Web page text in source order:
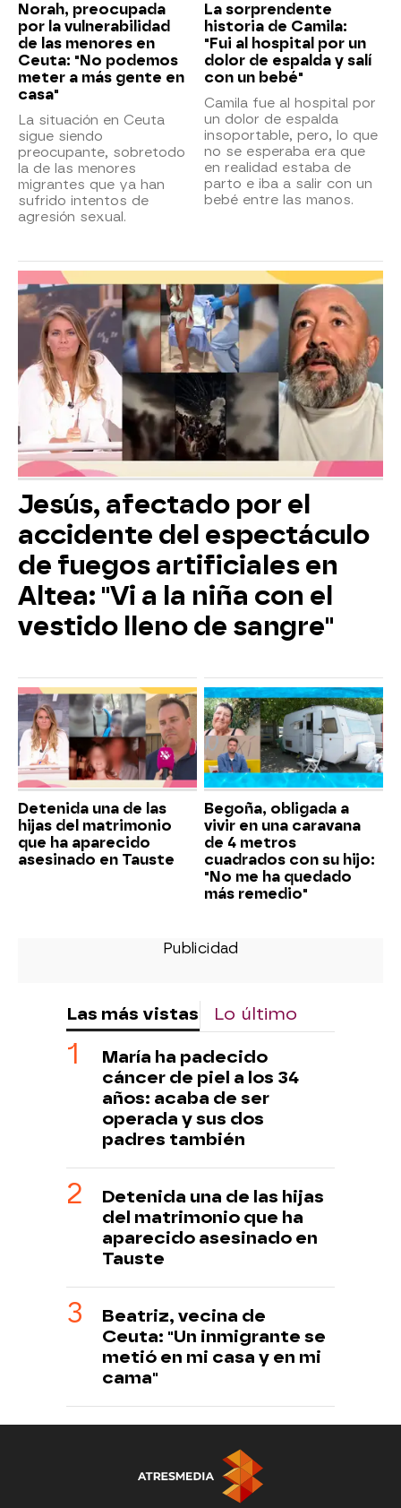
Norah, preocupada
por la vulnerabilidad
de las menores en
Ceuta: "No podemos
meter a más gente en
casa"
La situación en Ceuta
sigue siendo
preocupante, sobretodo
la de las menores
migrantes que ya han
sufrido intentos de
agresión sexual.
La sorprendente
historia de Camila:
"Fui al hospital por un
dolor de espalda y salí
con un bebé"
Camila fue al hospital por
un dolor de espalda
insoportable, pero, lo que
no se esperaba era que
en realidad estaba de
parto e iba a salir con un
bebé entre las manos.
Jesús, afectado por el
accidente del espectáculo
de fuegos artificiales en
Altea: "Vi a la niña con el
vestido lleno de sangre"
Detenida una de las
hijas del matrimonio
que ha aparecido
asesinado en Tauste
Begoña, obligada a
vivir en una caravana
de 4 metros
cuadrados con su hijo:
"No me ha quedado
más remedio"
Las más vistas Lo último
María ha padecido
cáncer de piel a los 34
años: acaba de ser
operada y sus dos
padres también
Detenida una de las hijas
del matrimonio que ha
aparecido asesinado en
Tauste
Beatriz, vecina de
Ceuta: "Un inmigrante se
metió en mi casa y en mi
cama"